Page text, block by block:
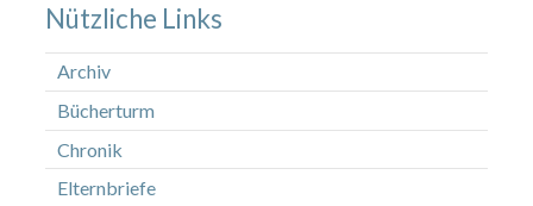
Nützliche Links
Archiv
Bücherturm
Chronik
Elternbriefe